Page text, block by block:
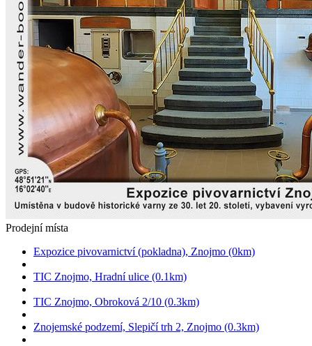
Prodejní místa
Expozice pivovarnictví (pokladna), Znojmo (0km)
TIC Znojmo, Hradní ulice (0.1km)
TIC Znojmo, Obroková 2/10 (0.3km)
Znojemské podzemí, Slepičí trh 2, Znojmo (0.3km)